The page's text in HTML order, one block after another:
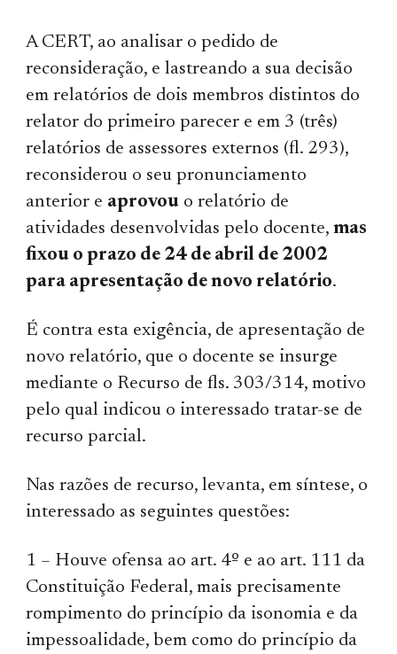
A CERT, ao analisar o pedido de
reconsideração, e lastreando a sua decisão
em relatórios de dois membros distintos do
relator do primeiro parecer e em 3 (três)
relatórios de assessores externos (fl. 293),
reconsiderou o seu pronunciamento
anterior e aprovou o relatório de
atividades desenvolvidas pelo docente,mas
fixou o prazo de 24 de abril de 2002
para apresentação de novo relatório.
É contra esta exigência, de apresentação de
novo relatório, que o docente se insurge
mediante o Recurso de fls. 303/314, motivo
pelo qual indicou o interessado tratar-se de
recurso parcial.
Nas razões de recurso, levanta, em síntese, o
interessado as seguintes questões:
1 – Houve ofensa ao art. 4º e ao art. 111 da
Constituição Federal, mais precisamente
rompimento do princípio da isonomia e da
impessoalidade, bem como do princípio da